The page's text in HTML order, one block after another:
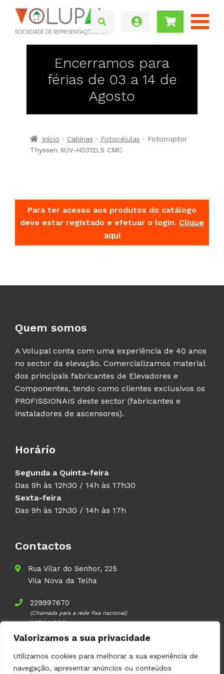
Valorizamos a sua privacidade
Utilizamos cookies para melhorar a sua experiência de
navegação, apresentar anúncios ou conteúdos
Encerramos para
férias de 03 a 14 de
Agosto
Início Cabinas Fotocélulas
Fotorruptor
Thyssen XUV-H0312L5 CMC
Para ter acesso aos produtos do catálogo
deve estar registado e efetuar o login. Clique
aqui
Quem somos
A Volupal conta com uma experiência de 40 anos
no sector da elevação. Comercializamos material
dos principais fabricantes de Elevadores e
Componentes, tendo como clientes exclusivos os
PROFISSIONAIS deste sector (fabricantes e
instaladores de ascensores).
Horário
Segunda a Quinta-feira
Das 9h às 12h30 / 14h às 17h30
Sexta-feira
Das 9h às 12h30 / 14h às 17h
Contactos
Rua Vilar do Senhor, 225
Vila Nova da Telha
229997670
(Chamada para a rede fixa nacional)
937911083
(Chamada para a rede móvel nacional)
geral@volupal.pt